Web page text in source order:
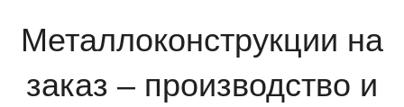
Металлоконструкции на
заказ – производство и